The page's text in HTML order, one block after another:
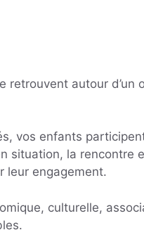
retrouvent autour d’un
vos enfants
situation, la rencontre
leur engagement.
culturelle,